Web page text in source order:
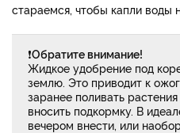
стараемся, чтобы капли воды
❗Обратите внимание!
Жидкое удобрение под
землю. Это приводит к
заранее поливать
вносить подкормку. В
вечером внести, или